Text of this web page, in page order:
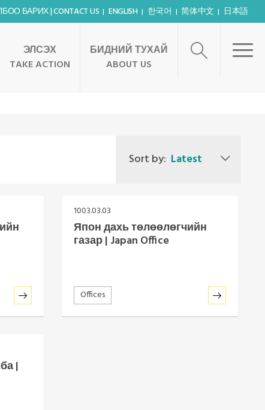
БАРИХ | CONTACT US ENGLISH 한국어 简体中文 日本語
ЭЛСЭХ
TAKE ACTION
БИДНИЙ ТУХАЙ
ABOUT US
Sort by: Latest
1003.03.03
Япон дахь төлөөлөгчийн
газар | Japan Office
Offices
|